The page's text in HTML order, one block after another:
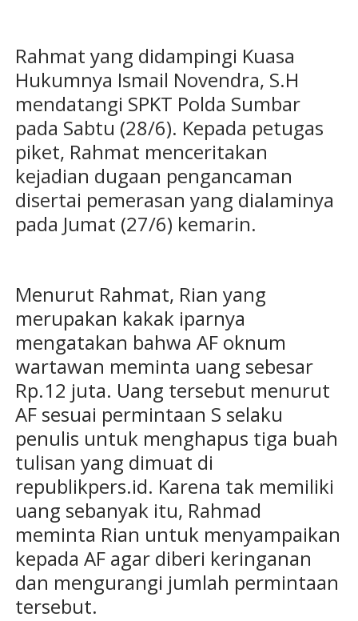
Rahmat yang didampingi Kuasa
Hukumnya Ismail Novendra, S.H
mendatangi SPKT Polda Sumbar
pada Sabtu (28/6). Kepada petugas
piket, Rahmat menceritakan
kejadian dugaan pengancaman
disertai pemerasan yang dialaminya
pada Jumat (27/6) kemarin.
Menurut Rahmat, Rian yang
merupakan kakak iparnya
mengatakan bahwa AF oknum
wartawan meminta uang sebesar
Rp.12 juta. Uang tersebut menurut
AF sesuai permintaan S selaku
penulis untuk menghapus tiga buah
tulisan yang dimuat di
republikpers.id. Karena tak memiliki
uang sebanyak itu, Rahmad
meminta Rian untuk menyampaikan
kepada AF agar diberi keringanan
dan mengurangi jumlah permintaan
tersebut.